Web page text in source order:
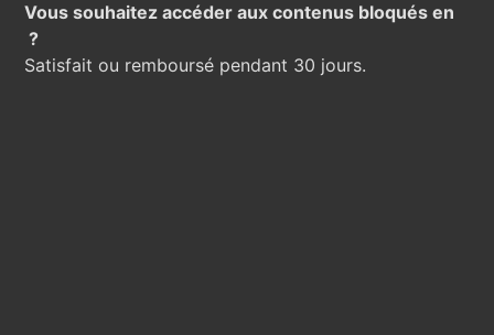
Vous souhaitez accéder aux contenus bloqués en
?
Satisfait ou remboursé pendant 30 jours.